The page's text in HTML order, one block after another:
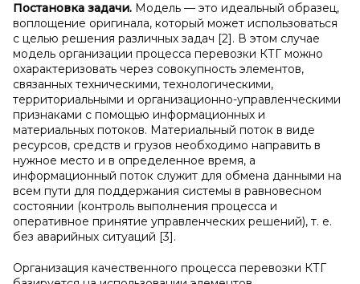
Постановка задачи. Модель — это идеальный образец,
воплощение оригинала, который может использоваться
с целью решения различных задач [2]. В этом случае
модель организации процесса перевозки КТГ можно
охарактеризовать через совокупность элементов,
связанных техническими, технологическими,
территориальными и организационно-управленческими
признаками с помощью информационных и
материальных потоков. Материальный поток в виде
ресурсов, средств и грузов необходимо направить в
нужное место и в определенное время, а
информационный поток служит для обмена данными на
всем пути для поддержания системы в равновесном
состоянии (контроль выполнения процесса и
оперативное принятие управленческих решений), т. е.
без аварийных ситуаций [3].
Организация качественного процесса перевозки КТГ